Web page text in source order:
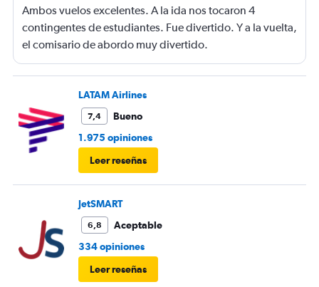
Ambos vuelos excelentes. A la ida nos tocaron 4
contingentes de estudiantes. Fue divertido. Y a la vuelta,
el comisario de abordo muy divertido.
LATAM Airlines
7,4
Bueno
1.975 opiniones
Leer reseñas
JetSMART
6,8
Aceptable
334 opiniones
Leer reseñas